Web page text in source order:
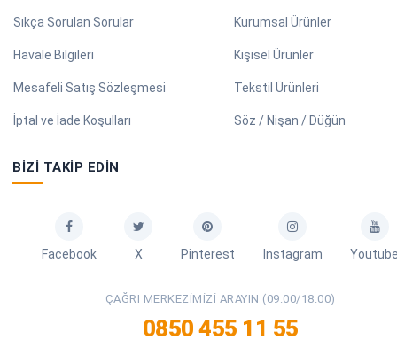
Sıkça Sorulan Sorular
Havale Bilgileri
Mesafeli Satış Sözleşmesi
İptal ve İade Koşulları
Kurumsal Ürünler
Kişisel Ürünler
Tekstil Ürünleri
Söz / Nişan / Düğün
BIZI TAKIP EDIN
Facebook X Pinterest Instagram
ÇAĞRI MERKEZIMIZI ARAYIN (09:00/18:00)
0850 455 11 55